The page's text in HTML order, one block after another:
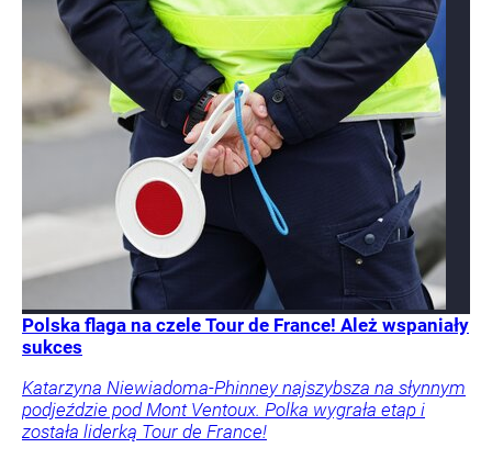
Polska flaga na czele Tour de France! Ależ wspaniały
sukces
Katarzyna Niewiadoma-Phinney najszybsza na słynnym
podjeździe pod Mont Ventoux. Polka wygrała etap i
została liderką Tour de France!